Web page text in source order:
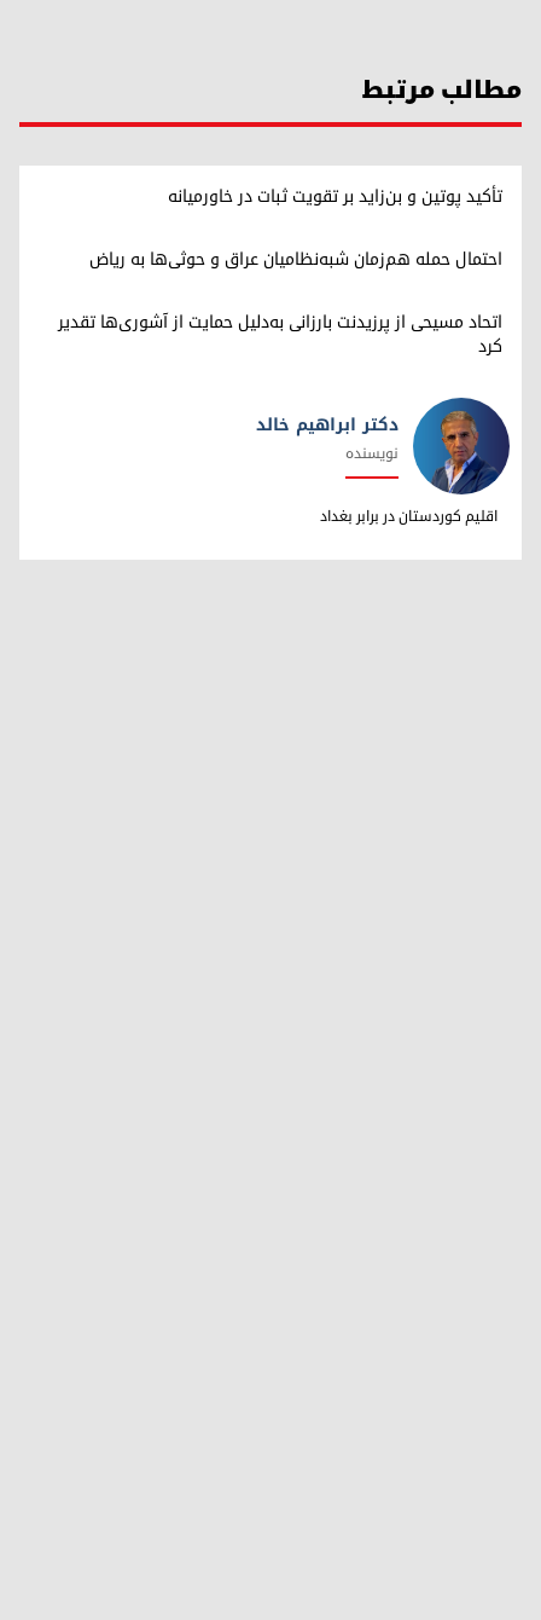
مطالب مرتبط
تأکید پوتین و بن‌زاید بر تقویت ثبات در خاورمیانه
احتمال حمله هم‌زمان شبه‌نظامیان عراق و حوثی‌ها به ریاض
اتحاد مسیحی از پرزیدنت بارزانی به‌دلیل حمایت از آشوری‌ها تقدیر
کرد
دکتر ابراهیم خالد
دکتر ابراهیم خالد
نویسنده
اقلیم کوردستان در برابر بغداد